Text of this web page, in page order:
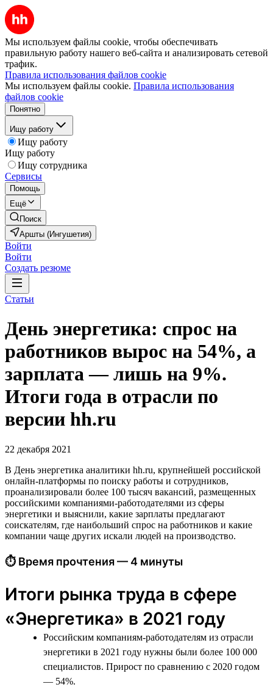
Мы используем файлы cookie, чтобы обеспечивать
правильную работу нашего веб-сайта и анализировать сетевой
трафик.
Правила использования файлов cookie
Мы используем файлы cookie. Правила использования
файлов cookie
Понятно
Ищу работу
Ищу работу
Ищу работу
Ищу сотрудника
Сервисы
Помощь
Ещё
Поиск
Аршты (Ингушетия)
Войти
Войти
Создать резюме
Статьи
День энергетика: спрос на
работников вырос на 54%, а
зарплата — лишь на 9%.
Итоги года в отрасли по
версии hh.ru
22 декабря 2021
В День энергетика аналитики hh.ru, крупнейшей российской
онлайн-платформы по поиску работы и сотрудников,
проанализировали более 100 тысяч вакансий, размещенных
российскими компаниями-работодателями из сферы
энергетики и выяснили, какие зарплаты предлагают
соискателям, где наибольший спрос на работников и какие
компании чаще других искали людей на производство.
⏱ Время прочтения — 4 минуты
Итоги рынка труда в сфере
«Энергетика» в 2021 году
Российским компаниям-работодателям из отрасли
энергетики в 2021 году нужны были более 100 000
специалистов. Прирост по сравнению с 2020 годом
— 54%.